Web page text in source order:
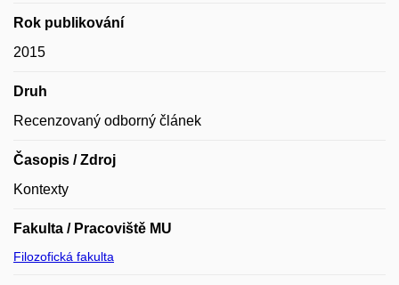
Rok publikování
2015
Druh
Recenzovaný odborný článek
Časopis / Zdroj
Kontexty
Fakulta / Pracoviště MU
Filozofická fakulta